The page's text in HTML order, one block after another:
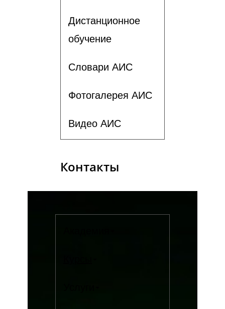
Дистанционное
обучение
Словари АИС
Фотогалерея АИС
Видео АИС
Контакты